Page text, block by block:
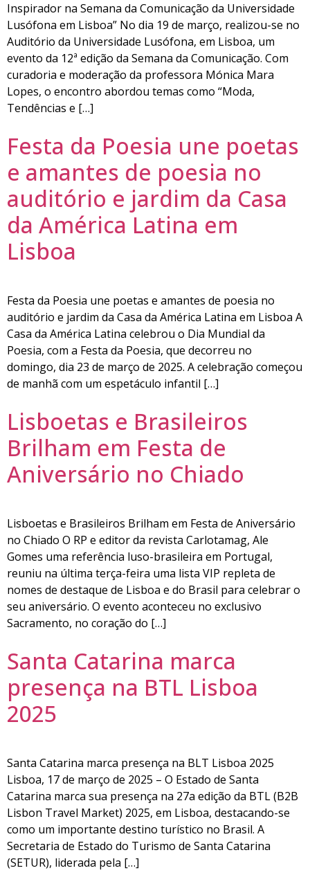
Inspirador na Semana da Comunicação da Universidade
Lusófona em Lisboa” No dia 19 de março, realizou-se no
Auditório da Universidade Lusófona, em Lisboa, um
evento da 12ª edição da Semana da Comunicação. Com
curadoria e moderação da professora Mónica Mara
Lopes, o encontro abordou temas como “Moda,
Tendências e […]
Festa da Poesia une poetas
e amantes de poesia no
auditório e jardim da Casa
da América Latina em
Lisboa
Festa da Poesia une poetas e amantes de poesia no
auditório e jardim da Casa da América Latina em Lisboa A
Casa da América Latina celebrou o Dia Mundial da
Poesia, com a Festa da Poesia, que decorreu no
domingo, dia 23 de março de 2025. A celebração começou
de manhã com um espetáculo infantil […]
Lisboetas e Brasileiros
Brilham em Festa de
Aniversário no Chiado
Lisboetas e Brasileiros Brilham em Festa de Aniversário
no Chiado O RP e editor da revista Carlotamag, Ale
Gomes uma referência luso-brasileira em Portugal,
reuniu na última terça-feira uma lista VIP repleta de
nomes de destaque de Lisboa e do Brasil para celebrar o
seu aniversário. O evento aconteceu no exclusivo
Sacramento, no coração do […]
Santa Catarina marca
presença na BTL Lisboa
2025
Santa Catarina marca presença na BLT Lisboa 2025
Lisboa, 17 de março de 2025 – O Estado de Santa
Catarina marca sua presença na 27a edição da BTL (B2B
Lisbon Travel Market) 2025, em Lisboa, destacando-se
como um importante destino turístico no Brasil. A
Secretaria de Estado do Turismo de Santa Catarina
(SETUR), liderada pela […]